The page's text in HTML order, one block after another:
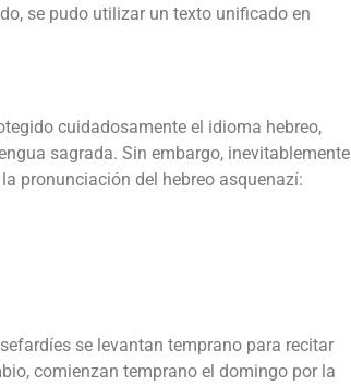
se pudo utilizar un texto unificado en
cuidadosamente el idioma hebreo,
sagrada. Sin embargo, inevitablemente
pronunciación del hebreo asquenazí:
se levantan temprano para recitar
comienzan temprano el domingo por la